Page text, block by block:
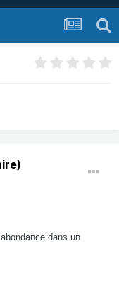
dans un